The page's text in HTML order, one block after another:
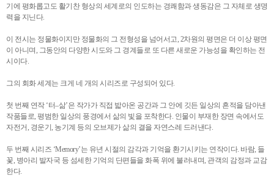
기에 평화롭고도 활기찬 형상의 세계로의 인도하는 경쾌함과 생동감은 그 자체로 생명
력을 지닌다.
이 전시는 정물화이지만 정물화의 그 전형성을 넘어서고, 2차원의 평면은 더 이상 평면
이 아니며, 그동안의 다양한 시도와 그 경계들로 또 다른 새로운 가능성을 확인하는 전
시이다.
그의 회화 세계는 크게 네 개의 시리즈로 구성되어 있다.
첫 번째 연작 ‘터–삶’은 작가가 직접 밟아온 공간과 그 안에 깃든 일상의 흔적을 담아낸
작품들로, 평범한 일상의 풍경에서 삶의 빛을 포착한다. 인물이 부재한 장면 속에서도
자전거, 경운기, 농기계 등의 오브제가 삶의 결을 자연스레 드러낸다.
두 번째 시리즈 ‘Memory’는 유년 시절의 감각과 기억을 환기시키는 연작이다. 바람, 들
꽃, 병아리 발자국 등 섬세한 기억의 단편들을 화폭 위에 불러내며, 관객의 감정과 교감
한다.